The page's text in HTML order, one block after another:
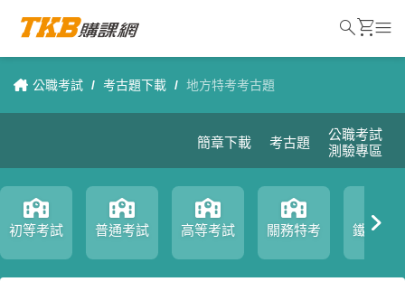
公職考試 / 考古題下載 / 地方特考考古題
簡章下載 考古題
公職考試
測驗專區
初等考試 普通考試 高等考試 關務特考 鐵路特
searchshopping_cartmenu